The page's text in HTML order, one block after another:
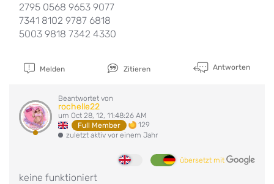
2795 0568 9653 9077
7341 8102 9787 6818
5003 9818 7342 4330
Melden Zitieren Antworten
Beantwortet von
rochelle22
um Oct 28, 12, 11:48:26 AM
Full Member
129
zuletzt aktiv vor einem Jahr
übersetzt mit
keine funktioniert